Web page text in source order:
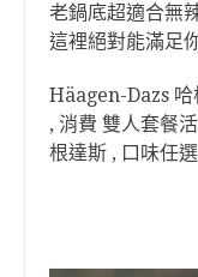
老鍋底超適合無
這裡絕對能滿足
Häagen-Dazs 哈
, 消費 雙人套餐
根達斯 , 口味任